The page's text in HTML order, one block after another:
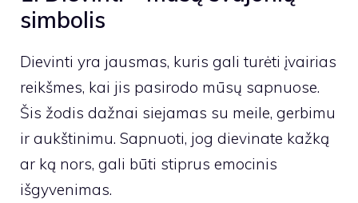
simbolis
Dievinti yra jausmas, kuris gali turėti įvairias
reikšmes, kai jis pasirodo mūsų sapnuose.
Šis žodis dažnai siejamas su meile, gerbimu
ir aukštinimu. Sapnuoti, jog dievinate kažką
ar ką nors, gali būti stiprus emocinis
išgyvenimas.